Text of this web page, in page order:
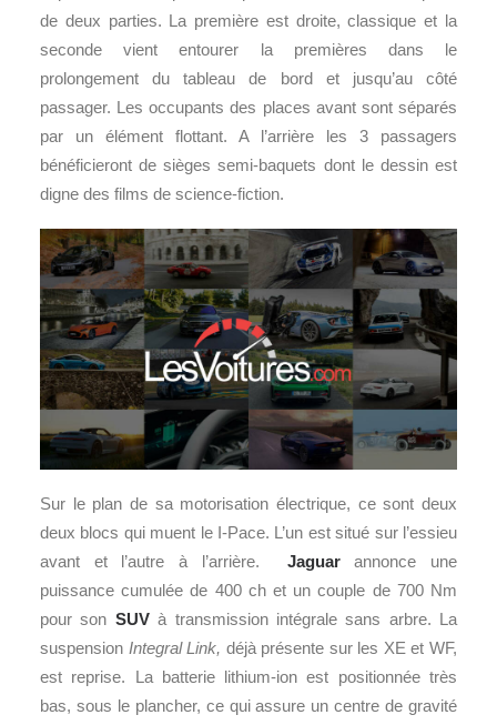
de deux parties. La première est droite, classique et la
seconde vient entourer la premières dans le
prolongement du tableau de bord et jusqu’au côté
passager. Les occupants des places avant sont séparés
par un élément flottant. A l’arrière les 3 passagers
bénéficieront de sièges semi-baquets dont le dessin est
digne des films de science-fiction.
Sur le plan de sa motorisation électrique, ce sont deux
deux blocs qui muent le I-Pace. L’un est situé sur l’essieu
avant et l’autre à l’arrière. Jaguarannonce une
puissance cumulée de 400 ch et un couple de 700 Nm
pour son SUVà transmission intégrale sans arbre. La
suspension Integral Link, déjà présente sur les XE et WF,
est reprise. La batterie lithium-ion est positionnée très
bas, sous le plancher, ce qui assure un centre de gravité